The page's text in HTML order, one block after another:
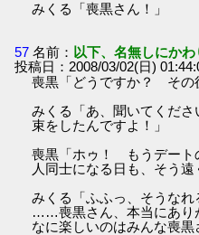
みくる「喪黒さん！」
57 名前： 以下、名無しにか
投稿日：2008/03/02(日)
喪黒「どうですか？ その
みくる「あ、聞いてくだ
束をしたんですよ！」
喪黒「ホゥ！ もうデート
人同士になる日も、そう遠
みくる「ふふっ、そうなれ
……喪黒さん、本当にあり
なに楽しいのはみんな喪